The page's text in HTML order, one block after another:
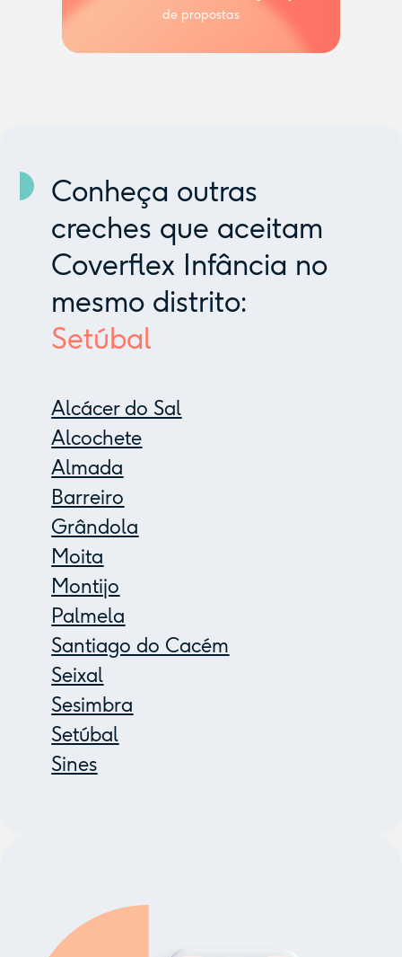
de propostas
Conheça outras
creches que aceitam
Coverflex Infância no
mesmo distrito:
Setúbal
Alcácer do Sal
Alcochete
Almada
Barreiro
Grândola
Moita
Montijo
Palmela
Santiago do Cacém
Seixal
Sesimbra
Setúbal
Sines